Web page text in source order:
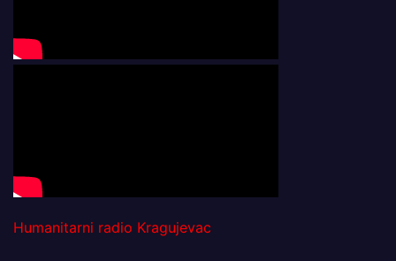
Humanitarni radio Kragujevac